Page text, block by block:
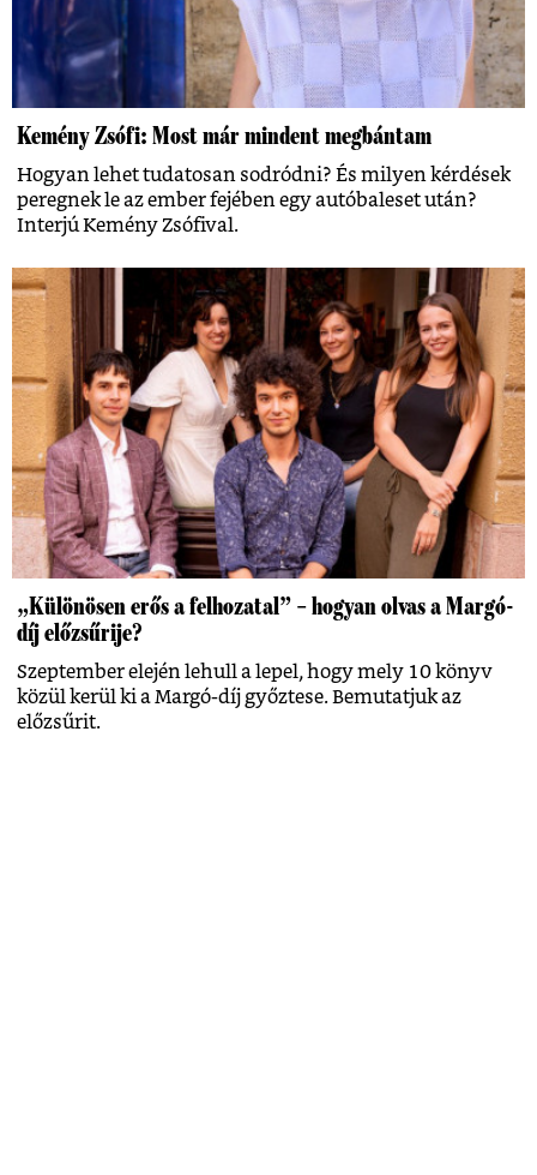
Kemény Zsófi: Most már mindent megbántam
Hogyan lehet tudatosan sodródni? És milyen kérdések
peregnek le az ember fejében egy autóbaleset után?
Interjú Kemény Zsófival.
„Különösen erős a felhozatal” – hogyan olvas a Margó-
díj előzsűrije?
Szeptember elején lehull a lepel, hogy mely 10 könyv
közül kerül ki a Margó-díj győztese. Bemutatjuk az
előzsűrit.